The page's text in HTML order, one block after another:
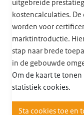
uitgebreide
kostencalculaties.
worden voor
marktintroductie.
stap naar brede
in de gebouwde
Om de kaart te
statistiek cookies.
Sta cookies toe en